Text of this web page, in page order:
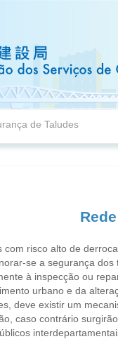
de Taludes
com risco alto de
se a segurança
à inspecção ou
urbano e da
deve existir um
caso contrário